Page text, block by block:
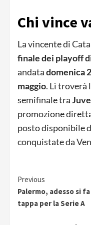
Chi vince
La vincente di
finale dei playoff
andatadomenica
maggio. Lì troverà
semifinale tra
promozione
posto disponibile
conquistate da
Continue
Reading
Previous
Palermo, adesso si
tappa per la Serie A